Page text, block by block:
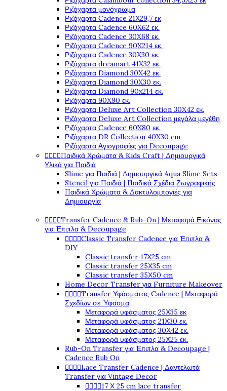
Ριζόχαρτα μονόχρωμα
Ριζόχαρτα Cadence 21Χ29,7 εκ
Ριζόχαρτα Cadence 60X62 εκ.
Ριζόχαρτα Cadence 30X68 εκ.
Ριζόχαρτα Cadence 90X214 εκ.
Ριζόχαρτα Cadence 30X30 εκ.
Ριζόχαρτα dreamart 41X32 εκ.
Ριζόχαρτα Diamond 30X42 εκ.
Ριζόχαρτα Diamond 30X30 εκ.
Ριζόχαρτα Diamond 90x214 εκ.
Ριζόχαρτα 90X90 εκ.
Ριζόχαρτα Deluxe Art Collection 30X42 εκ.
Ριζόχαρτα Deluxe Art Collection μεγάλα μεγέθη
Ριζόχαρτα Cadence 60X80 εκ.
Ριζόχαρτα DR Collection 40X30 cm
Ριζόχαρτα Αγιογραφίες για Decoupage
Παιδικά Χρώματα & Kids Craft | Δημιουργικά
Υλικά για Παιδιά
Slime για Παιδιά | Δημιουργικά Aqua Slime Sets
Stencil για Παιδιά | Παιδικά Σχέδια Ζωγραφικής
Παιδικά Χρώματα & Δακτυλομπογιές για
Δημιουργία
Transfer Cadence & Rub-On | Μεταφορά Εικόνας
για Έπιπλα & Decoupage
Classic Transfer Cadence για Έπιπλα &
DIY
Classic transfer 17Χ25 cm
Classic transfer 25Χ35 cm
Classic transfer 35Χ50 cm
Home Decor Transfer για Furniture Makeover
Transfer Υφάσματος Cadence | Μεταφορά
Σχεδίων σε Ύφασμα
Μεταφορά υφάσματος 25Χ35 εκ
Μεταφορά υφάσματος 21Χ30 εκ.
Μεταφορά υφάσματος 30Χ42 εκ.
Μεταφορά υφάσματος 25Χ25 εκ.
Rub-On Transfer για Έπιπλα & Decoupage |
Cadence Rub On
Lace Transfer Cadence | Δαντελωτά
Transfer για Vintage Decor
17 Χ 25 cm lace transfer